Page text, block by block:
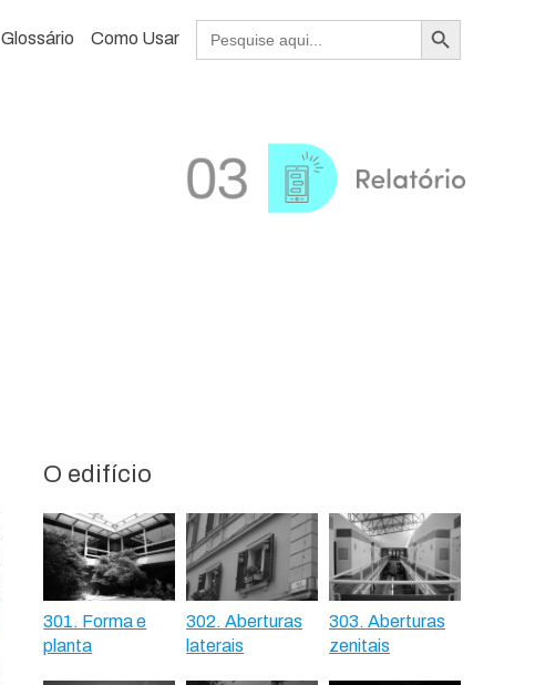
Glossário Como Usar
Search
Search Button
O edifício
301. Forma e
planta
302. Aberturas
laterais
303. Aberturas
zenitais